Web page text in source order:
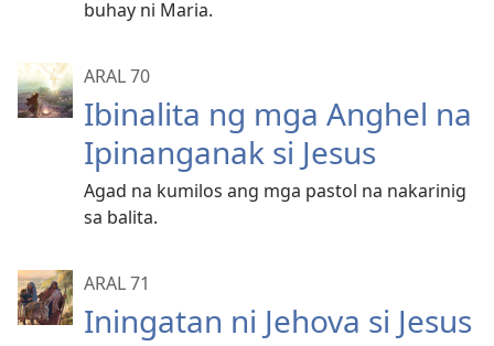
buhay ni Maria.
ARAL 70
Ibinalita ng mga Anghel na
Ipinanganak si Jesus
Agad na kumilos ang mga pastol na nakarinig
sa balita.
ARAL 71
Iningatan ni Jehova si Jesus